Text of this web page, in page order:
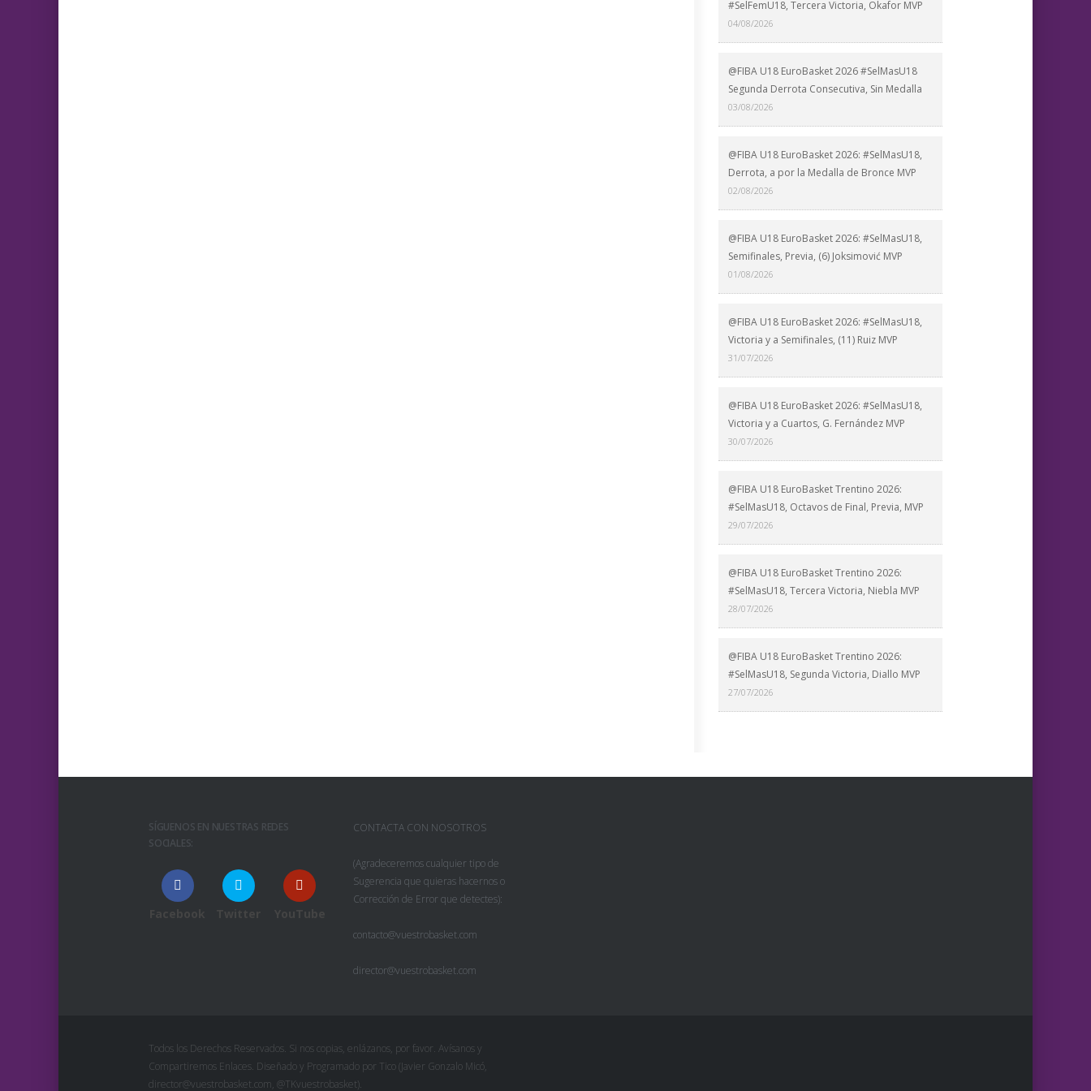
#SelFemU18, Tercera Victoria, Okafor MVP
04/08/2026
@FIBA U18 EuroBasket 2026 #SelMasU18
Segunda Derrota Consecutiva, Sin Medalla
03/08/2026
@FIBA U18 EuroBasket 2026: #SelMasU18,
Derrota, a por la Medalla de Bronce MVP
02/08/2026
@FIBA U18 EuroBasket 2026: #SelMasU18,
Semifinales, Previa, (6) Joksimović MVP
01/08/2026
@FIBA U18 EuroBasket 2026: #SelMasU18,
Victoria y a Semifinales, (11) Ruiz MVP
31/07/2026
@FIBA U18 EuroBasket 2026: #SelMasU18,
Victoria y a Cuartos, G. Fernández MVP
30/07/2026
@FIBA U18 EuroBasket Trentino 2026:
#SelMasU18, Octavos de Final, Previa, MVP
29/07/2026
@FIBA U18 EuroBasket Trentino 2026:
#SelMasU18, Tercera Victoria, Niebla MVP
28/07/2026
@FIBA U18 EuroBasket Trentino 2026:
#SelMasU18, Segunda Victoria, Diallo MVP
27/07/2026
SÍGUENOS EN NUESTRAS REDES
SOCIALES:
Facebook Twitter YouTube
CONTACTA CON NOSOTROS
(Agradeceremos cualquier tipo de
Sugerencia que quieras hacernos o
Corrección de Error que detectes):
contacto@vuestrobasket.com
director@vuestrobasket.com
Todos los Derechos Reservados. Si nos copias, enlázanos, por favor. Avísanos y
Compartiremos Enlaces. Diseñado y Programado por Tico (Javier Gonzalo Micó,
director@vuestrobasket.com, @TKvuestrobasket).